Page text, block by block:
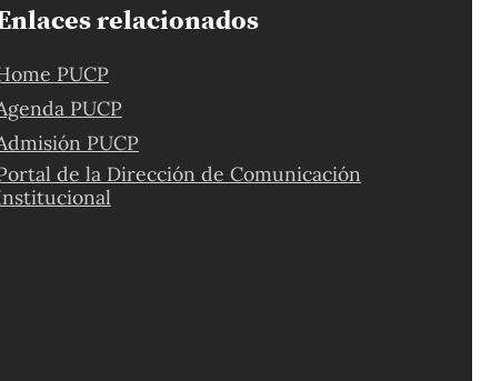
relacionados
PUCP
PUCP
PUCP
de la Dirección de Comunicación